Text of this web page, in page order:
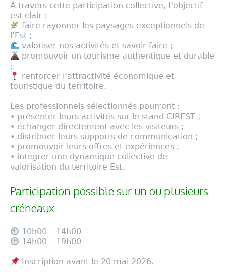
À travers cette participation collective, l’objectif
est clair :
faire rayonner les paysages exceptionnels de
l’Est ;
valoriser nos activités et savoir-faire ;
promouvoir un tourisme authentique et durable
;
renforcer l’attractivité économique et
touristique du territoire.
Les professionnels sélectionnés pourront :
• présenter leurs activités sur le stand CIREST ;
• échanger directement avec les visiteurs ;
• distribuer leurs supports de communication ;
• promouvoir leurs offres et expériences ;
• intégrer une dynamique collective de
valorisation du territoire Est.
Participation possible sur un ou plusieurs
créneaux
10h00 – 14h00
14h00 – 19h00
Inscription avant le 20 mai 2026.